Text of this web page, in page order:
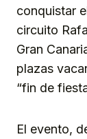
conquistar
circuito
Gran
plazas
“fin de
El evento,